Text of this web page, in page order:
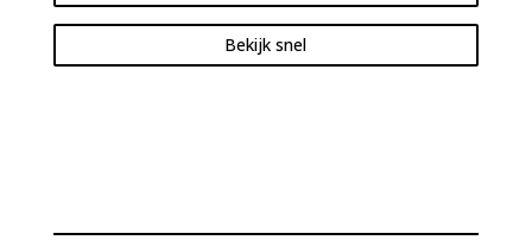
Bekijk snel